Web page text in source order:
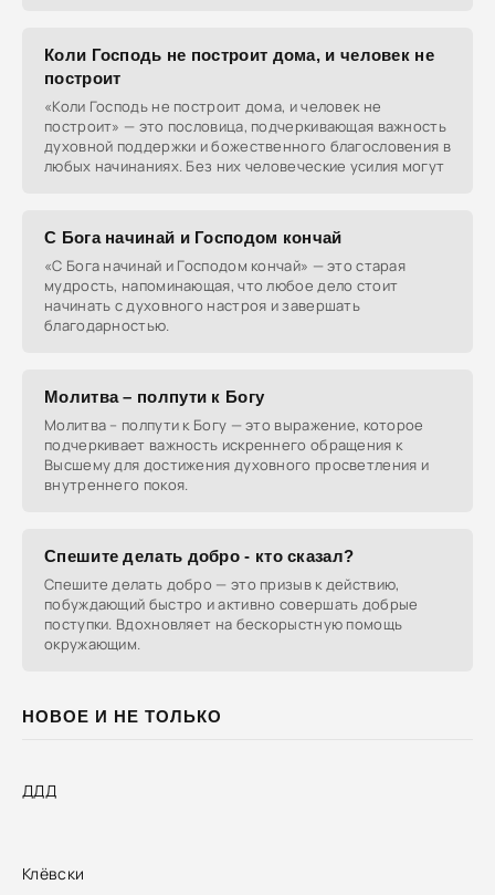
НОВОЕ И НЕ ТОЛЬКО
ДДД
Клёвски
Коли Господь не построит дома, и человек не
построит
«Коли Господь не построит дома, и человек не
построит» — это пословица, подчеркивающая важность
духовной поддержки и божественного благословения в
любых начинаниях. Без них человеческие усилия могут
С Бога начинай и Господом кончай
«С Бога начинай и Господом кончай» — это старая
мудрость, напоминающая, что любое дело стоит
начинать с духовного настроя и завершать
благодарностью.
Молитва – полпути к Богу
Молитва – полпути к Богу — это выражение, которое
подчеркивает важность искреннего обращения к
Высшему для достижения духовного просветления и
внутреннего покоя.
Спешите делать добро - кто сказал?
Спешите делать добро — это призыв к действию,
побуждающий быстро и активно совершать добрые
поступки. Вдохновляет на бескорыстную помощь
окружающим.